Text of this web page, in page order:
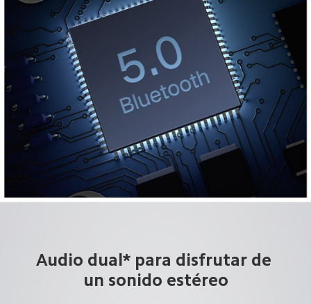
Audio dual* para disfrutar de
un sonido estéreo